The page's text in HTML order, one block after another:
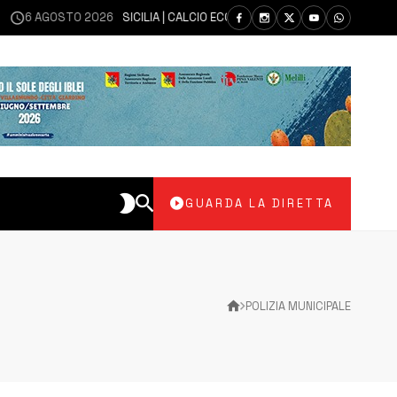
2026 SICILIA | CALCIO ECCELLENZA, COPPA ITALIA: IL 30 AGOSTO LA
GUARDA LA DIRETTA
POLIZIA MUNICIPALE